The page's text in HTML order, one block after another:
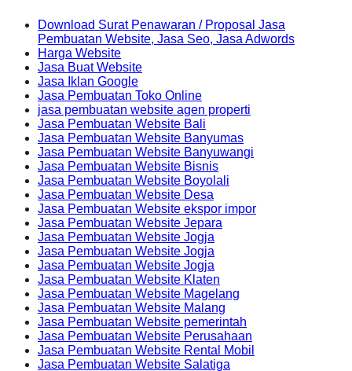
Download Surat Penawaran / Proposal Jasa
Pembuatan Website, Jasa Seo, Jasa Adwords
Harga Website
Jasa Buat Website
Jasa Iklan Google
Jasa Pembuatan Toko Online
jasa pembuatan website agen properti
Jasa Pembuatan Website Bali
Jasa Pembuatan Website Banyumas
Jasa Pembuatan Website Banyuwangi
Jasa Pembuatan Website Bisnis
Jasa Pembuatan Website Boyolali
Jasa Pembuatan Website Desa
Jasa Pembuatan Website ekspor impor
Jasa Pembuatan Website Jepara
Jasa Pembuatan Website Jogja
Jasa Pembuatan Website Jogja
Jasa Pembuatan Website Jogja
Jasa Pembuatan Website Klaten
Jasa Pembuatan Website Magelang
Jasa Pembuatan Website Malang
Jasa Pembuatan Website pemerintah
Jasa Pembuatan Website Perusahaan
Jasa Pembuatan Website Rental Mobil
Jasa Pembuatan Website Salatiga